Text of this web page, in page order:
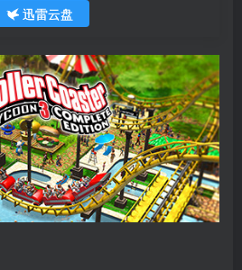
迅雷云盘